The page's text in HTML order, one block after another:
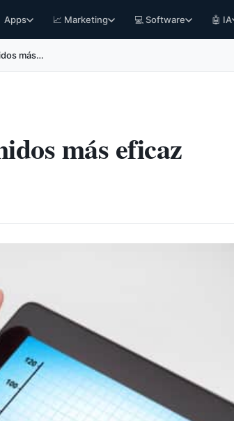
Apps 📈 Marketing 💻 Software 🤖 IA
más…
más eficaz